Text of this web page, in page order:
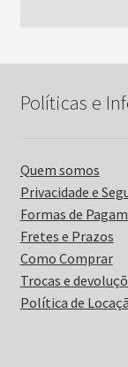
Políticas e
Quem somos
Privacidade e
Formas de
Fretes e Prazos
Como Comprar
Trocas e
Política de